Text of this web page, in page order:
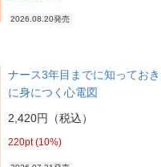
2026.08.20発売
ナース3年目までに知ってお
に身につく心電図
2,420円（税込）
220pt (10%)